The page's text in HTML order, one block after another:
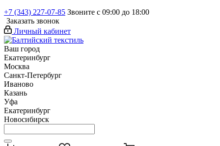
+7 (343) 227-07-85 Звоните с 09:00 до 18:00
Заказать звонок
Личный кабинет
Ваш город
Екатеринбург
Москва
Санкт-Петербург
Иваново
Казань
Уфа
Екатеринбург
Новосибирск